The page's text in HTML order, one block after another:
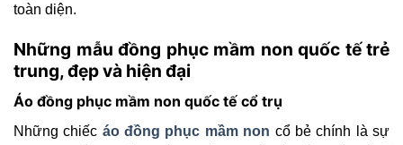
toàn diện.
Những mẫu đồng phục mầm non quốc tế trẻ
trung, đẹp và hiện đại
Áo đồng phục mầm non quốc tế cổ trụ
Những chiếc áo đồng phục mầm non cổ bẻ chính là sự